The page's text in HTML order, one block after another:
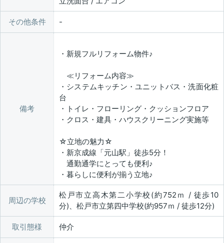
その他条件
備考
・新規フルリフォーム物件♪
≪リフォーム内容≫
・システムキッチン・ユニットバス・洗面化粧
台
・トイレ・フローリング・クッションフロア
・クロス・建具・ハウスクリーニング実施等
☆立地の魅力☆
・新京成線「元山駅」徒歩5分！
通勤通学にとっても便利♪
・暮らしに便利が揃う立地♪
周辺の学校
松戸市立高木第二小学校(約752ｍ / 徒歩10
分)、松戸市立第四中学校(約957ｍ / 徒歩12分)
取引態様 仲介